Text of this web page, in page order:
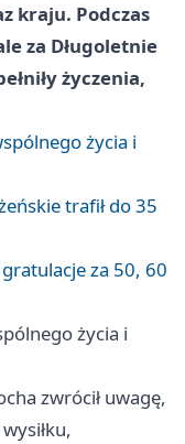
kraju. Podczas
za Długoletnie
życzenia,
życia i
trafił do 35
za 50, 60
życia i
zwrócił uwagę,